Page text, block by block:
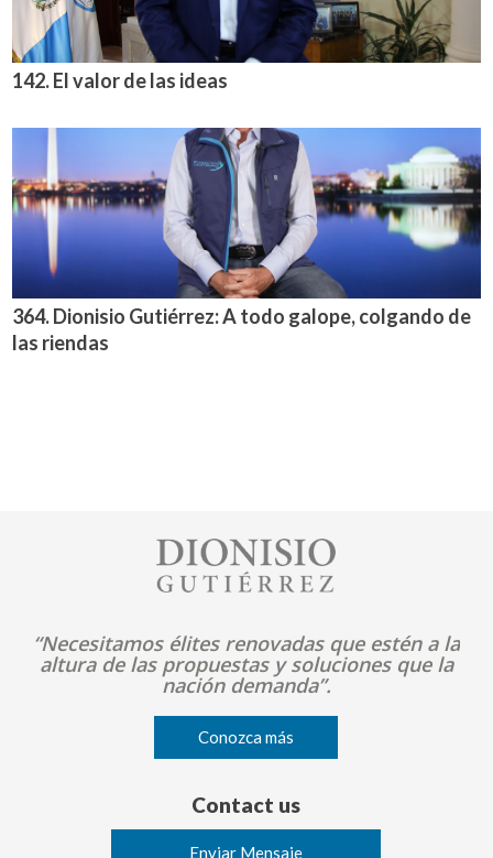
142. El valor de las ideas
364. Dionisio Gutiérrez: A todo galope, colgando de
las riendas
“Necesitamos élites renovadas que estén a la
altura de las propuestas y soluciones que la
nación demanda”.
Conozca más
Contact us
Enviar Mensaje